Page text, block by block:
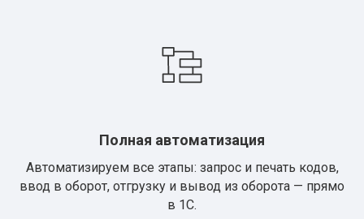
Полная автоматизация
Автоматизируем все этапы: запрос и печать кодов,
ввод в оборот, отгрузку и вывод из оборота — прямо
в 1С.